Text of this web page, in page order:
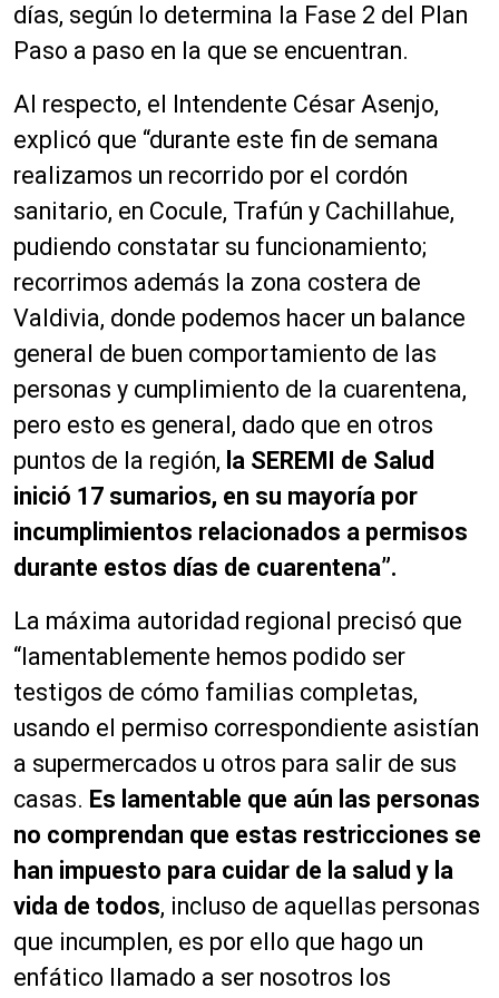
días, según lo determina la Fase 2 del Plan
Paso a paso en la que se encuentran.
Al respecto, el Intendente César Asenjo,
explicó que “durante este fin de semana
realizamos un recorrido por el cordón
sanitario, en Cocule, Trafún y Cachillahue,
pudiendo constatar su funcionamiento;
recorrimos además la zona costera de
Valdivia, donde podemos hacer un balance
general de buen comportamiento de las
personas y cumplimiento de la cuarentena,
pero esto es general, dado que en otros
puntos de la región, la SEREMI de Salud
inició 17 sumarios, en su mayoría por
incumplimientos relacionados a permisos
durante estos días de cuarentena”.
La máxima autoridad regional precisó que
“lamentablemente hemos podido ser
testigos de cómo familias completas,
usando el permiso correspondiente asistían
a supermercados u otros para salir de sus
casas. Es lamentable que aún las personas
no comprendan que estas restricciones se
han impuesto para cuidar de la salud y la
vida de todos, incluso de aquellas personas
que incumplen, es por ello que hago un
enfático llamado a ser nosotros los